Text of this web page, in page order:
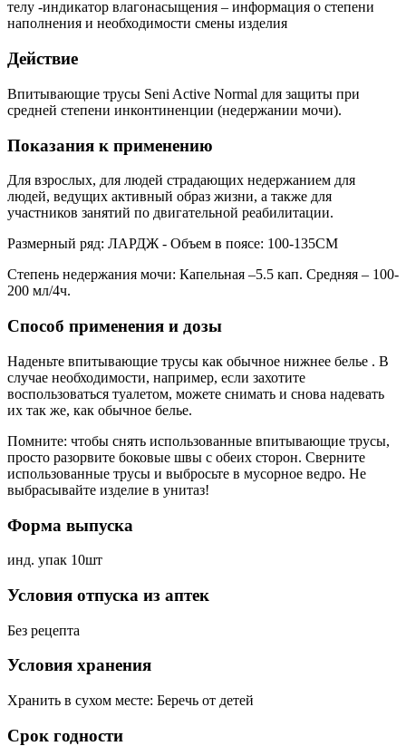
телу -индикатор влагонасыщения – информация о степени
наполнения и необходимости смены изделия
Действие
Впитывающие трусы Seni Active Normal для защиты при
средней степени инконтиненции (недержании мочи).
Показания к применению
Для взрослых, для людей страдающих недержанием для
людей, ведущих активный образ жизни, а также для
участников занятий по двигательной реабилитации.
Размерный ряд: ЛАРДЖ - Объем в поясе: 100-135СМ
Степень недержания мочи: Капельная –5.5 кап. Средняя – 100-
200 мл/4ч.
Способ применения и дозы
Наденьте впитывающие трусы как обычное нижнее белье . В
случае необходимости, например, если захотите
воспользоваться туалетом, можете снимать и снова надевать
их так же, как обычное белье.
Помните: чтобы снять использованные впитывающие трусы,
просто разорвите боковые швы с обеих сторон. Сверните
использованные трусы и выбросьте в мусорное ведро. Не
выбрасывайте изделие в унитаз!
Форма выпуска
инд. упак 10шт
Условия отпуска из аптек
Без рецепта
Условия хранения
Хранить в сухом месте: Беречь от детей
Срок годности